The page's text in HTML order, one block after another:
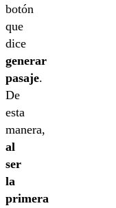
botón
que
dice
generar
pasaje.
De
esta
manera,
al
ser
la
primera